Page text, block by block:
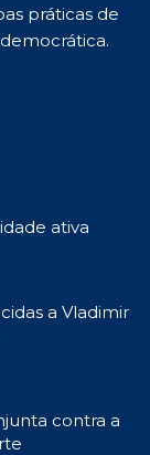
práticas de
ativa
a Vladimir
contra a